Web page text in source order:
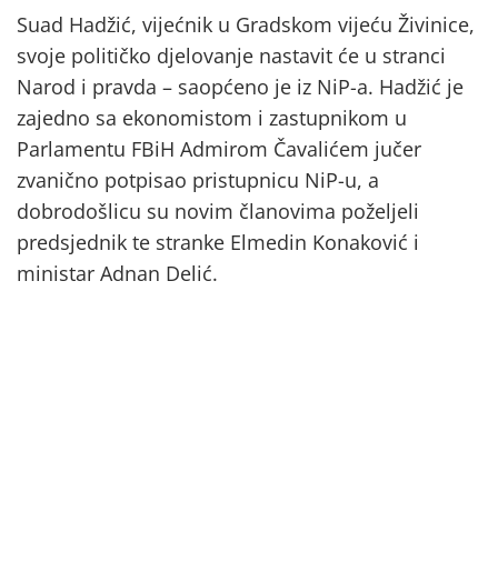
Suad Hadžić, vijećnik u Gradskom vijeću Živinice,
svoje političko djelovanje nastavit će u stranci
Narod i pravda – saopćeno je iz NiP-a. Hadžić je
zajedno sa ekonomistom i zastupnikom u
Parlamentu FBiH Admirom Čavalićem jučer
zvanično potpisao pristupnicu NiP-u, a
dobrodošlicu su novim članovima poželjeli
predsjednik te stranke Elmedin Konaković i
ministar Adnan Delić.